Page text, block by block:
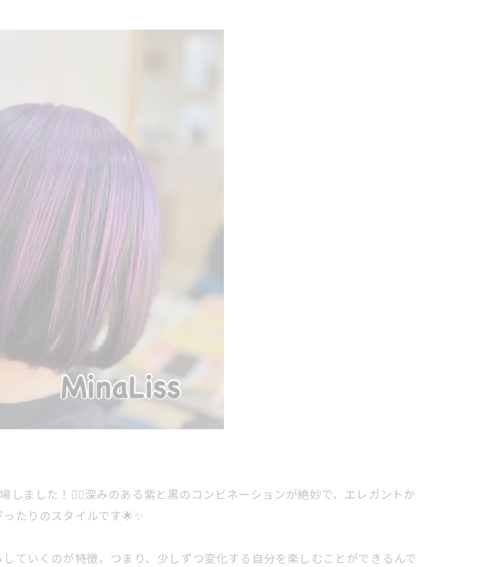
ました！💁‍♀️深みのある紫と黒のコンビネーションが絶妙で、エレガントか
たりのスタイルです🌟✨
ていくのが特徴。つまり、少しずつ変化する自分を楽しむことができるんで